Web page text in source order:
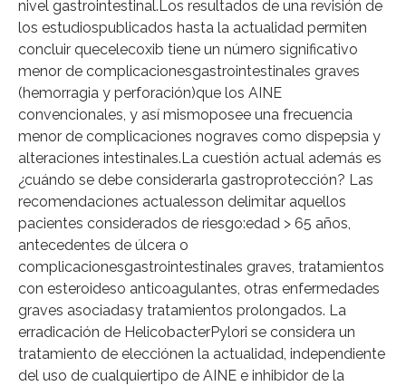
nivel gastrointestinal.Los resultados de una revisión de
los estudiospublicados hasta la actualidad permiten
concluir quecelecoxib tiene un número significativo
menor de complicacionesgastrointestinales graves
(hemorragia y perforación)que los AINE
convencionales, y así mismoposee una frecuencia
menor de complicaciones nograves como dispepsia y
alteraciones intestinales.La cuestión actual además es
¿cuándo se debe considerarla gastroprotección? Las
recomendaciones actualesson delimitar aquellos
pacientes considerados de riesgo:edad > 65 años,
antecedentes de úlcera o
complicacionesgastrointestinales graves, tratamientos
con esteroideso anticoagulantes, otras enfermedades
graves asociadasy tratamientos prolongados. La
erradicación de HelicobacterPylori se considera un
tratamiento de elecciónen la actualidad, independiente
del uso de cualquiertipo de AINE e inhibidor de la